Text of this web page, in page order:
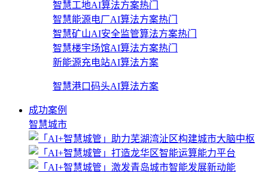
智慧工地AI算法方案热门
智慧能源电厂AI算法方案热门
智慧矿山AI安全监管算法方案热门
智慧楼宇场馆AI算法方案热门
新能源充电站AI算法方案
智慧港口码头AI算法方案
成功案例
智慧城市